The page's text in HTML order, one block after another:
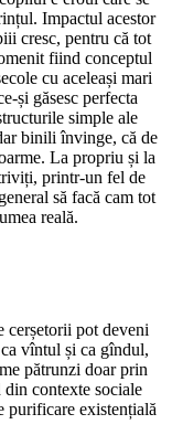
Impactul acestor
cresc, pentru că tot
fiind conceptul
cu aceleași mari
și găsesc perfecta
simple ale
binili învinge, că de
La propriu și la
printr-un fel de
să facă cam tot
reală.
cerșetorii pot deveni
vîntul și ca gîndul,
pătrunzi doar prin
contexte sociale
purificare existențială